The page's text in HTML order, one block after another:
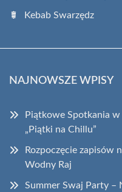
Kebab Swarzędz
NAJNOWSZE WPISY
Piątkowe Spotkania
„Piątki na Chillu”
Rozpoczęcie zapisów
Wodny Raj
Summer Swaj Party –